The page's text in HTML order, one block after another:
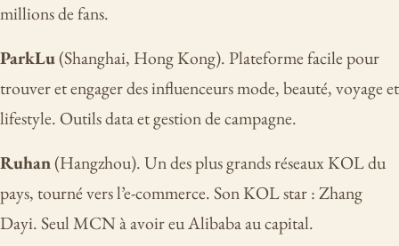
millions de fans.
ParkLu(Shanghai, Hong Kong). Plateforme facile pour
trouver et engager des influenceurs mode, beauté, voyage et
lifestyle. Outils data et gestion de campagne.
Ruhan(Hangzhou). Un des plus grands réseaux KOL du
pays, tourné vers l’e-commerce. Son KOL star : Zhang
Dayi. Seul MCN à avoir eu Alibaba au capital.